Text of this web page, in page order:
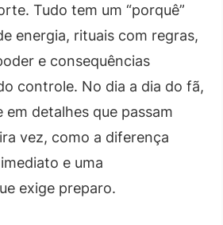
Tudo tem um “porquê”
energia, rituais com regras,
e consequências
controle. No dia a dia do fã,
em detalhes que passam
vez, como a diferença
e uma
exige preparo.